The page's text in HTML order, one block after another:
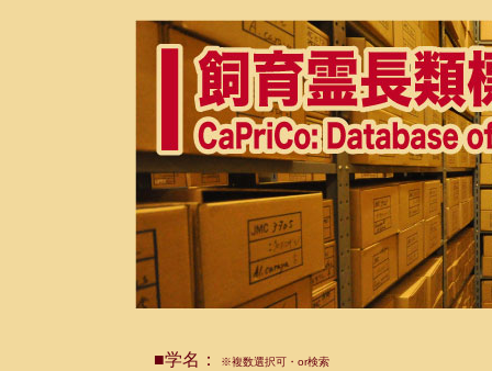
■学名： ※複数選択可・or検索